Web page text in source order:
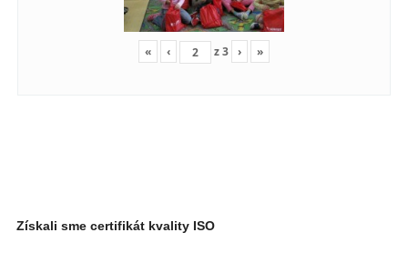
« ‹ z3 › »
Získali sme certifikát kvality ISO